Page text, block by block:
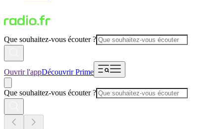
Que souhaitez-vous écouter ?
Ouvrir l'appDécouvrir Prime
Que souhaitez-vous écouter ?